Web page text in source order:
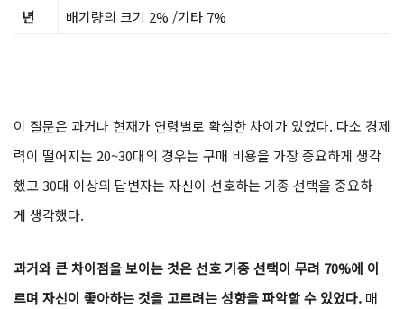
년
배기량의 크기 2% /기타 7%
이 질문은 과거나 현재가 연령별로 확실한 차이가 있었다. 다소 경제
력이 떨어지는 20~30대의 경우는 구매 비용을 가장 중요하게 생각
했고 30대 이상의 답변자는 자신이 선호하는 기종 선택을 중요하
게 생각했다.
과거와 큰 차이점을 보이는 것은 선호 기종 선택이 무려 70%에 이
르며 자신이 좋아하는 것을 고르려는 성향을 파악할 수 있었다. 매